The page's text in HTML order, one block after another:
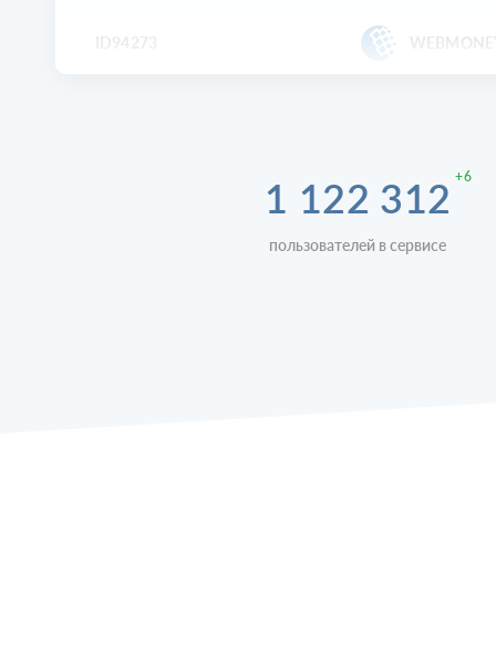
1 122 312 +6
пользователей в сервисе